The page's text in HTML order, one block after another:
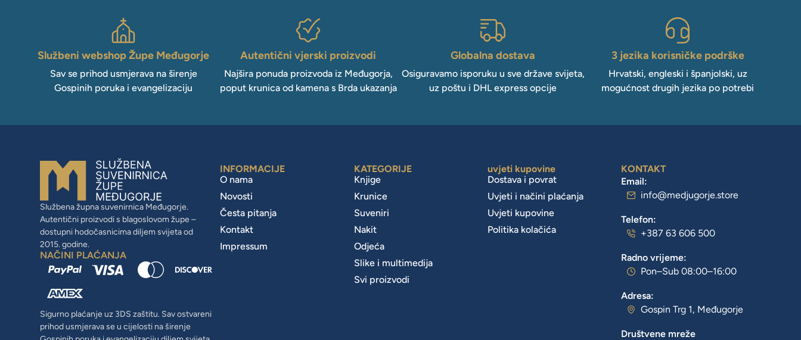
Službeni webshop Župe Međugorje
Sav se prihod usmjerava na širenje
Gospinih poruka i evangelizaciju
Autentični vjerski proizvodi
Najšira ponuda proizvoda iz Međugorja,
poput krunica od kamena s Brda ukazanja
Globalna dostava
Osiguravamo isporuku u sve države svijeta,
uz poštu i DHL express opcije
3 jezika korisničke podrške
Hrvatski, engleski i španjolski, uz
mogućnost drugih jezika po potrebi
Službena župna suvenirnica Međugorje.
Autentični proizvodi s blagoslovom župe –
dostupni hodočasnicima diljem svijeta od
2015. godine.
NAČINI PLAĆANJA
Sigurno plaćanje uz 3DS zaštitu. Sav ostvareni
prihod usmjerava se u cijelosti na širenje
INFORMACIJE
O nama
Novosti
Česta pitanja
Kontakt
Impressum
KATEGORIJE
Knjige
Krunice
Suveniri
Nakit
Odjeća
Slike i multimedija
Svi proizvodi
uvjeti kupovine
Dostava i povrat
Uvjeti i načini plaćanja
Uvjeti kupovine
Politika kolačića
KONTAKT
Email:
info@medjugorje.store
Telefon:
+387 63 606 500
Radno vrijeme:
Pon–Sub 08:00–16:00
Adresa:
Gospin Trg 1, Međugorje
Društvene mreže